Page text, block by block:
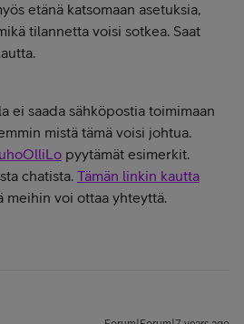
etänä katsomaan asetuksia,
tilannetta voisi sotkea. Saat
ei saada sähköpostia toimimaan
mistä tämä voisi johtua.
pyytämät esimerkit.
chatista. Tämän linkin kautta
meihin voi ottaa yhteyttä.